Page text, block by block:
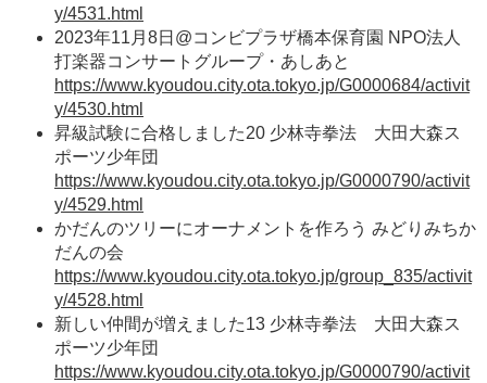
y/4531.html
2023年11月8日@コンビプラザ橋本保育園 NPO法人
打楽器コンサートグループ・あしあと
https://www.kyoudou.city.ota.tokyo.jp/G0000684/activit
y/4530.html
昇級試験に合格しました20 少林寺拳法 大田大森ス
ポーツ少年団
https://www.kyoudou.city.ota.tokyo.jp/G0000790/activit
y/4529.html
かだんのツリーにオーナメントを作ろう みどりみちか
だんの会
https://www.kyoudou.city.ota.tokyo.jp/group_835/activit
y/4528.html
新しい仲間が増えました13 少林寺拳法 大田大森ス
ポーツ少年団
https://www.kyoudou.city.ota.tokyo.jp/G0000790/activit